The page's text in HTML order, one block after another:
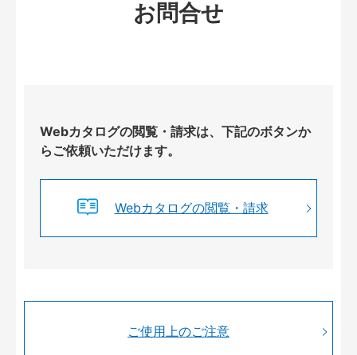
お問合せ
Webカタログの閲覧・請求は、下記のボタンか
らご依頼いただけます。
Webカタログの閲覧・請求
ご使用上のご注意